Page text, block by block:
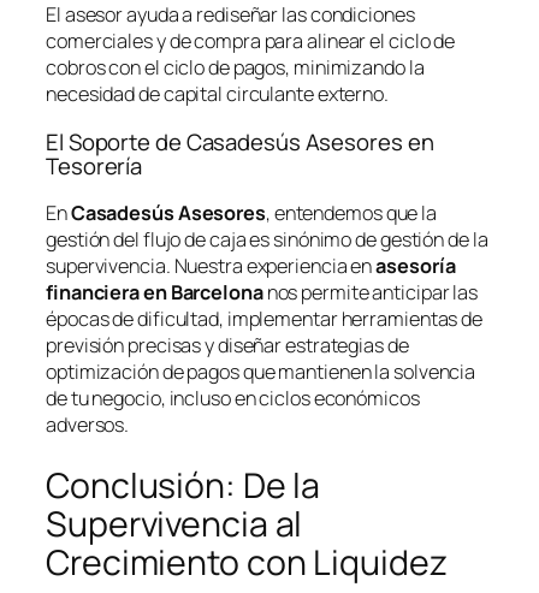
El asesor ayuda a rediseñar las condiciones
comerciales y de compra para alinear el ciclo de
cobros con el ciclo de pagos, minimizando la
necesidad de capital circulante externo.
El Soporte de Casadesús Asesores en
Tesorería
EnCasadesús Asesores, entendemos que la
gestión del flujo de caja es sinónimo de gestión de la
supervivencia. Nuestra experiencia enasesoría
financiera en Barcelonanos permite anticipar las
épocas de dificultad, implementar herramientas de
previsión precisas y diseñar estrategias de
optimización de pagos que mantienen la solvencia
de tu negocio, incluso en ciclos económicos
adversos.
Conclusión: De la
Supervivencia al
Crecimiento con Liquidez